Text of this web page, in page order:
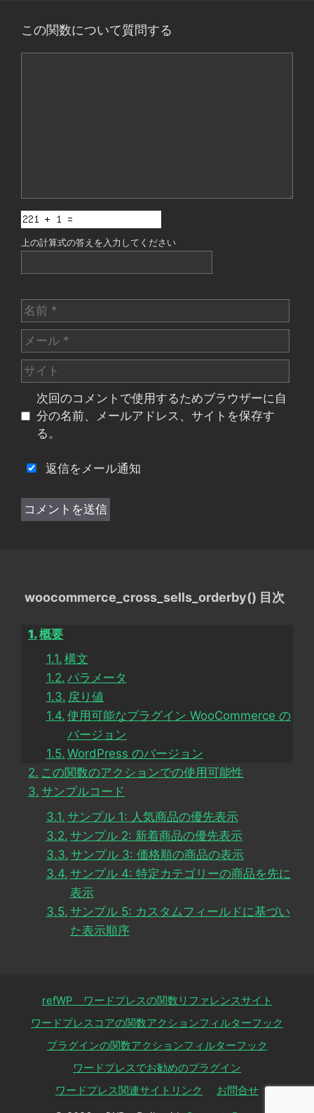
この関数について質問する
上の計算式の答えを入力してください
名
前
メ
ー
ル
サ
イ
次回のコメントで使用するためブラウザーに自
分の名前、メールアドレス、サイトを保存す
る。
返信をメール通知
woocommerce_cross_sells_orderby() 目次
概要
構文
パラメータ
戻り値
使用可能なプラグイン WooCommerce の
バージョン
WordPress のバージョン
この関数のアクションでの使用可能性
サンプルコード
サンプル 1: 人気商品の優先表示
サンプル 2: 新着商品の優先表示
サンプル 3: 価格順の商品の表示
サンプル 4: 特定カテゴリーの商品を先に
表示
サンプル 5: カスタムフィールドに基づい
た表示順序
refWP ワードプレスの関数リファレンスサイト
ワードプレスコアの関数アクションフィルターフック
プラグインの関数アクションフィルターフック
ワードプレスでお勧めのプラグイン
ワードプレス関連サイトリンク
お問合せ